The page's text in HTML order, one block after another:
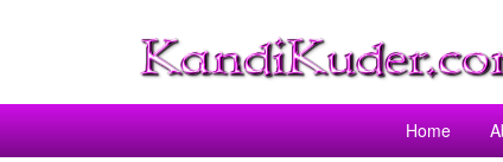
Home